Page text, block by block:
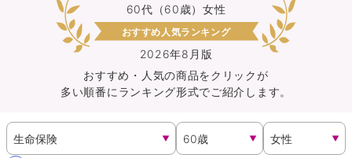
保険を比較する
保険会社から探す
イオンカード会員さま専用保険
キャンペーン一覧
2026年8月版
60代（60歳）女性
おすすめ人気ランキング
おすすめ・人気の商品をクリックが
多い順番にランキング形式でご紹介します。